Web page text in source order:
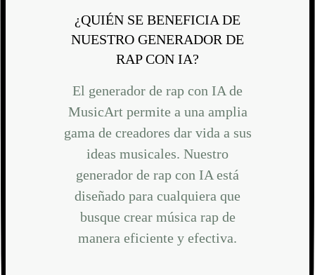
¿QUIÉN SE BENEFICIA DE
NUESTRO GENERADOR DE
RAP CON IA?
El generador de rap con IA de
MusicArt permite a una amplia
gama de creadores dar vida a sus
ideas musicales. Nuestro
generador de rap con IA está
diseñado para cualquiera que
busque crear música rap de
manera eficiente y efectiva.